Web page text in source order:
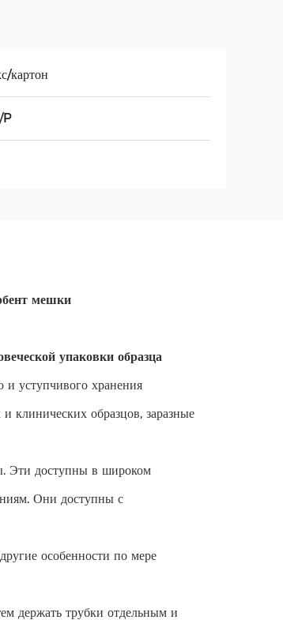
картон
P
мешки
упаковки образца
и уступчивого хранения
клинических образцов, заразные
Эти доступны в широком
Они доступны с
особенности по мере
держать трубки отдельным и